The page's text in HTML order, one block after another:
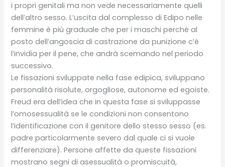
i propri genitali ma non vede necessariamente quelli
dell’altro sesso. L’uscita dal complesso di Edipo nelle
femmine è più graduale che per i maschi perché al
posto dell’angoscia di castrazione da punizione c’è
l’invidia per il pene, che andrà scemando nel periodo
successivo.
Le fissazioni sviluppate nella fase edipica, sviluppano
personalità risolute, orgogliose, autonome ed egoiste.
Freud era dell’idea che in questa fase si sviluppasse
l’omosessualità se le condizioni non consentono
l’identificazione con il genitore dello stesso sesso (es.
padre particolarmente severo dal quale ci si vuole
differenziare). Persone affette da queste fissazioni
mostrano segni di asessualità o promiscuità,